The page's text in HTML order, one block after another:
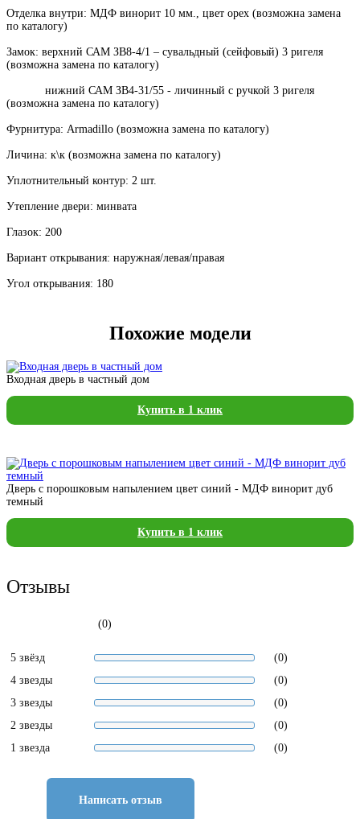
Отделка внутри: МДФ винорит 10 мм., цвет орех (возможна замена
по каталогу)
Замок: верхний САМ ЗВ8-4/1 – сувальдный (сейфовый) 3 ригеля
(возможна замена по каталогу)
нижний САМ ЗВ4-31/55 - личинный с ручкой 3 ригеля
(возможна замена по каталогу)
Фурнитура: Armadillo (возможна замена по каталогу)
Личина: к\к (возможна замена по каталогу)
Уплотнительный контур: 2 шт.
Утепление двери: минвата
Глазок: 200
Вариант открывания: наружная/левая/правая
Угол открывания: 180
Похожие модели
Входная дверь в частный дом
Купить в 1 клик
Дверь с порошковым напылением цвет синий - МДФ винорит дуб
темный
Купить в 1 клик
Отзывы
(0)
5 звёзд
(0)
4 звезды
(0)
3 звезды
(0)
2 звезды
(0)
1 звезда
(0)
Написать отзыв